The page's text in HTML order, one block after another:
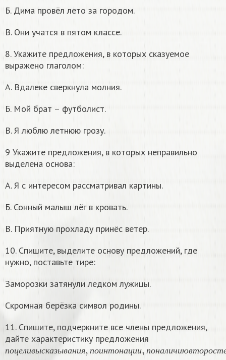
Б. Дима провёл лето за городом.
В. Они учатся в пятом классе.
8. Укажите предложения, в которых сказуемое
выражено глаголом:
А. Вдалеке сверкнула молния.
Б. Мой брат – футболист.
В. Я люблю летнюю грозу.
9 Укажите предложения, в которых неправильно
выделена основа:
А. Я с интересом рассматривал картины.
Б. Сонный малыш лёг в кровать.
В. Приятную прохладу принёс ветер.
10. Спишите, выделите основу предложений, где
нужно, поставьте тире:
Заморозки затянули ледком лужицы.
Скромная берёзка символ родины.
11. Спишите, подчеркните все члены предложения,
дайте характеристику предложения
п о ц ел и в ыс ка з ыв а н ия п о инт она ц и и п онал и ч иювт ор ост
поцеливысказыван ия,поинтона